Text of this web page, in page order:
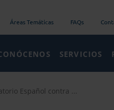
Áreas Temáticas FAQs
SERVICIOS
Español contra ...